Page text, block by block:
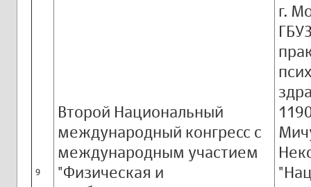
9
Второй Национальный
международный конгресс с
международным участием
"Физическая и
г.